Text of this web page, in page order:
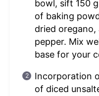
bowl, sift 150
of baking
dried
pepper. Mix
base for your
Incorporation
of diced